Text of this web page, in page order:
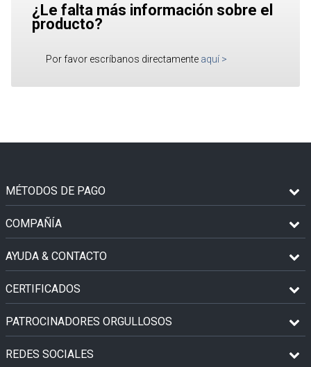
¿Le falta más información sobre el
producto?
Por favor escríbanos directamente aquí >
MÉTODOS DE PAGO
COMPAÑÍA
AYUDA & CONTACTO
CERTIFICADOS
PATROCINADORES ORGULLOSOS
REDES SOCIALES